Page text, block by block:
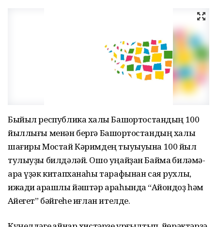
Быйыл республика халҡы Башҡортостандың 100
йыллығы менән бергә Башҡортостандың халыҡ
шағиры Мостай Кәримдең тыуыуына 100 йыл
тулыуҙы билдәләй. Ошо уңайҙан Баймаҡ биләмә-
ара үҙәк китапханаһы тарафынан сая рухлы,
ижади ҡарашлы йәштәр араһында “Аҡйондоҙ һәм
Аҡйегет” бәйгеһе иғлан ителде.